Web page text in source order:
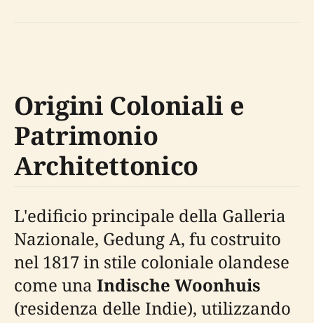
Origini Coloniali e
Patrimonio
Architettonico
L'edificio principale della Galleria
Nazionale, Gedung A, fu costruito
nel 1817 in stile coloniale olandese
come una Indische Woonhuis
(residenza delle Indie), utilizzando